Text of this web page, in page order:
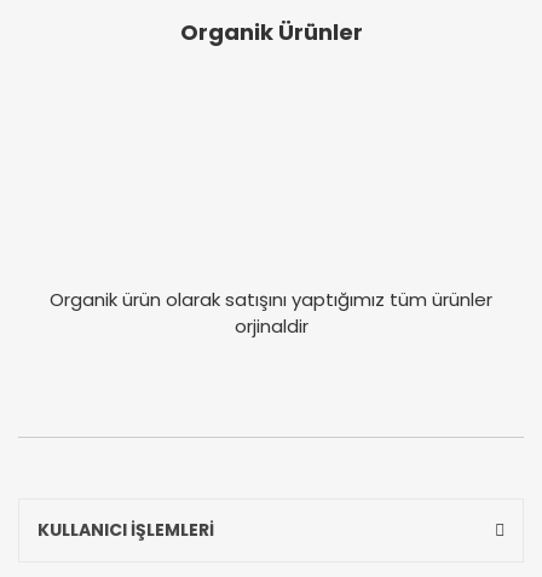
Organik Ürünler
Organik ürün olarak satışını yaptığımız tüm ürünler
orjinaldir
KULLANICI İŞLEMLERİ